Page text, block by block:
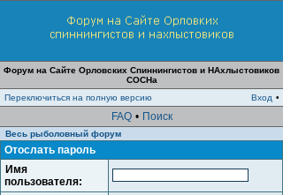
Форум на Сайте Орловских Спиннингистов и НАхлыстовиков
СОСНа
Переключиться на полную версию
Вход •
FAQ • Поиск
Весь рыболовный форум
Отослать пароль
Имя
пользователя: